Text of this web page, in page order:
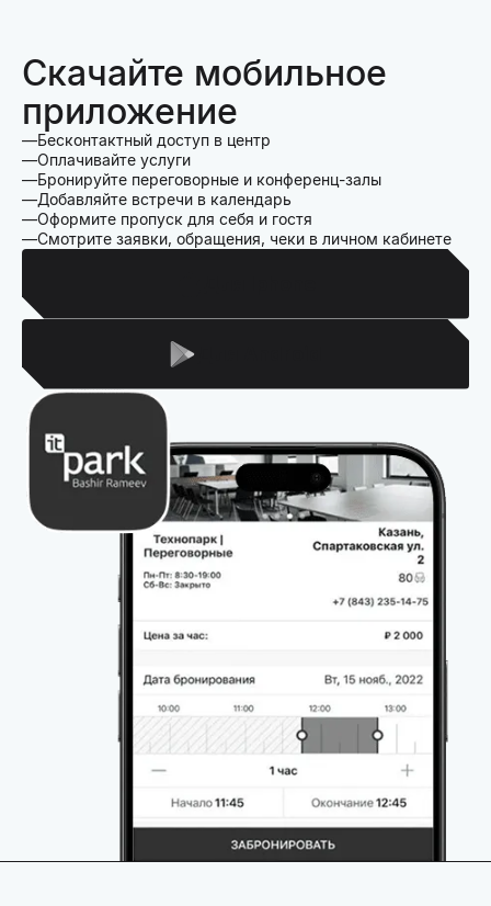
Скачайте мобильное
приложение
Бесконтактный доступ в центр
Оплачивайте услуги
Бронируйте переговорные и конференц-залы
Добавляйте встречи в календарь
Оформите пропуск для себя и гостя
Смотрите заявки, обращения, чеки в личном кабинете